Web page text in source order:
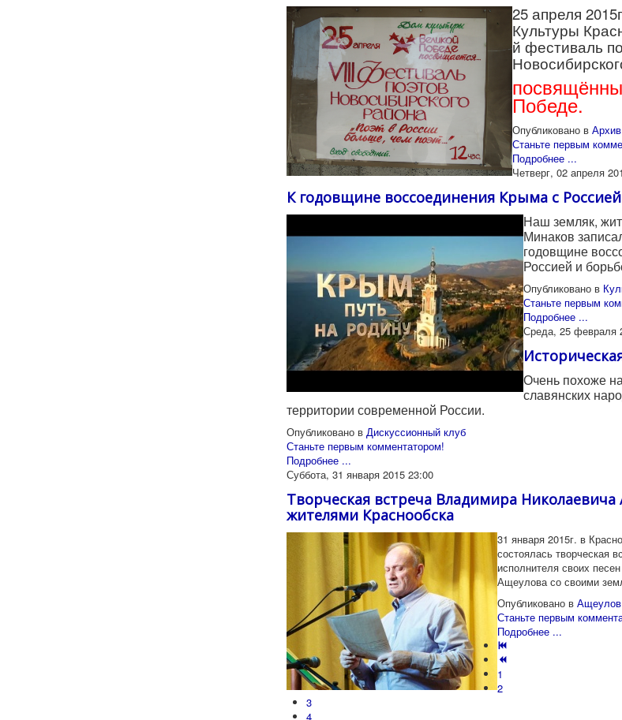
25 апреля
Культуры
й фестиваль
Победе.
Опубликовано в
Станьте первым
Подробнее ...
Четверг, 02 апреля
К годовщине воссоединения Крыма с Россией
Наш земляк,
Минаков
годовщине
Россией и
Опубликовано в
Станьте первым
Подробнее ...
Среда, 25 февраля
Очень похоже
славянских
территории современной России.
Опубликовано в Дискуссионный клуб
Станьте первым комментатором!
Подробнее ...
Суббота, 31 января 2015 23:00
Творческая встреча Владимира Николаевича
жителями Краснообска
31 января 2015г. в
состоялась творческая
исполнителя своих
Ащеулова со своими
Опубликовано в
Станьте первым
Подробнее ...
1
2
3
4